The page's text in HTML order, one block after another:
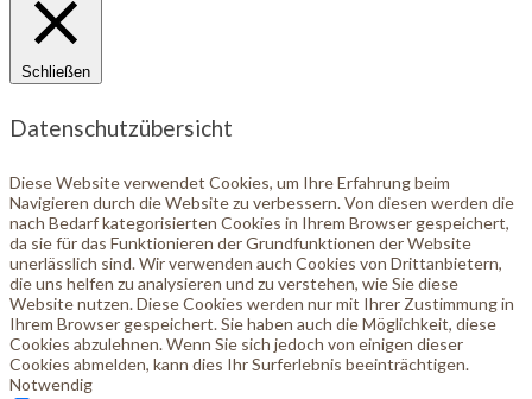
Schließen
Datenschutzübersicht
Diese Website verwendet Cookies, um Ihre Erfahrung beim
Navigieren durch die Website zu verbessern. Von diesen werden die
nach Bedarf kategorisierten Cookies in Ihrem Browser gespeichert,
da sie für das Funktionieren der Grundfunktionen der Website
unerlässlich sind. Wir verwenden auch Cookies von Drittanbietern,
die uns helfen zu analysieren und zu verstehen, wie Sie diese
Website nutzen. Diese Cookies werden nur mit Ihrer Zustimmung in
Ihrem Browser gespeichert. Sie haben auch die Möglichkeit, diese
Cookies abzulehnen. Wenn Sie sich jedoch von einigen dieser
Cookies abmelden, kann dies Ihr Surferlebnis beeinträchtigen.
Notwendig